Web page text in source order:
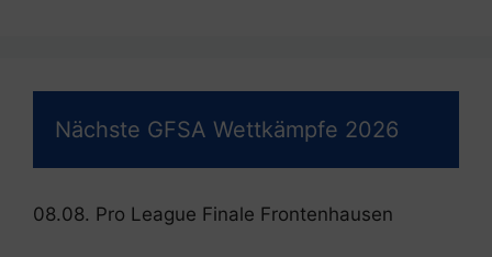
Nächste GFSA Wettkämpfe 2026
08.08. Pro League Finale Frontenhausen